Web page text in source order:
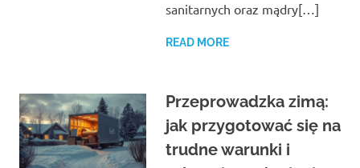
sanitarnych oraz mądry[…]
READ MORE
Przeprowadzka zimą:
jak przygotować się na
trudne warunki i